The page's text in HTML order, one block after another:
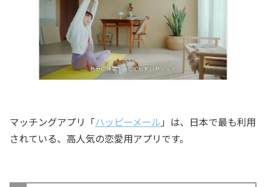
マッチングアプリ「ハッピーメール 」は、日本で最も利用
されている、高人気の恋愛用アプリです。